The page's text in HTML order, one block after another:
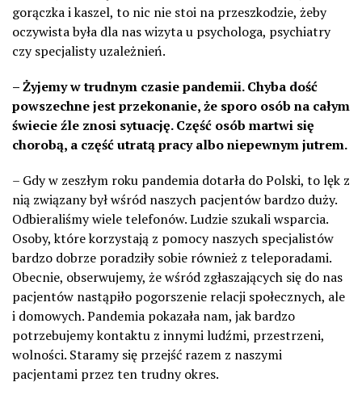
gorączka i kaszel, to nic nie stoi na przeszkodzie, żeby
oczywista była dla nas wizyta u psychologa, psychiatry
czy specjalisty uzależnień.
– Żyjemy w trudnym czasie pandemii. Chyba dość
powszechne jest przekonanie, że sporo osób na całym
świecie źle znosi sytuację. Część osób martwi się
chorobą, a część utratą pracy albo niepewnym jutrem.
– Gdy w zeszłym roku pandemia dotarła do Polski, to lęk z
nią związany był wśród naszych pacjentów bardzo duży.
Odbieraliśmy wiele telefonów. Ludzie szukali wsparcia.
Osoby, które korzystają z pomocy naszych specjalistów
bardzo dobrze poradziły sobie również z teleporadami.
Obecnie, obserwujemy, że wśród zgłaszających się do nas
pacjentów nastąpiło pogorszenie relacji społecznych, ale
i domowych. Pandemia pokazała nam, jak bardzo
potrzebujemy kontaktu z innymi ludźmi, przestrzeni,
wolności. Staramy się przejść razem z naszymi
pacjentami przez ten trudny okres.